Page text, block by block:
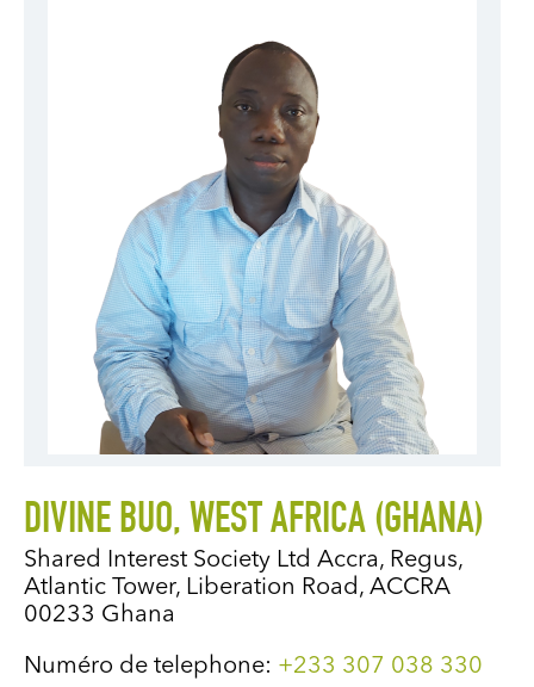
DIVINE BUO, WEST AFRICA (GHANA)
Shared Interest Society Ltd Accra, Regus,
Atlantic Tower, Liberation Road, ACCRA
00233 Ghana
Numéro de telephone: +233 307 038 330